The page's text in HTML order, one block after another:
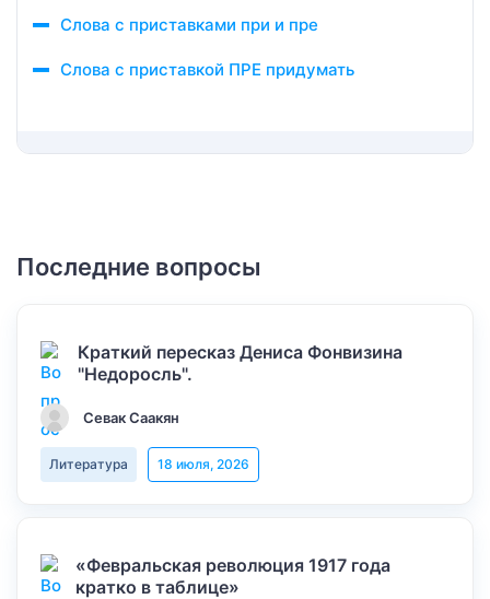
Слова с приставками при и пре
Слова с приставкой ПРЕ придумать
Последние вопросы
Краткий пересказ Дениса Фонвизина
"Недоросль".
Севак Саакян
Литература 18 июля, 2026
«Февральская революция 1917 года
кратко в таблице»